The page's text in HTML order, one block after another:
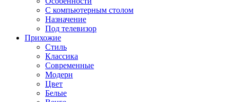
С компьютерным столом
Назначение
Под телевизор
Прихожие
Стиль
Классика
Современные
Модерн
Цвет
Белые